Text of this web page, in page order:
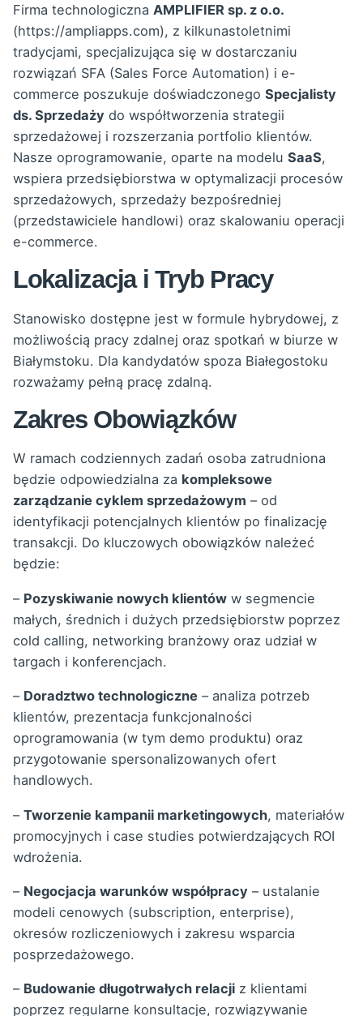
Firma technologiczna AMPLIFIER sp. z o.o.
(https://ampliapps.com), z kilkunastoletnimi
tradycjami, specjalizująca się w dostarczaniu
rozwiązań SFA (Sales Force Automation) i e-
commerce poszukuje doświadczonego Specjalisty
ds. Sprzedaży do współtworzenia strategii
sprzedażowej i rozszerzania portfolio klientów.
Nasze oprogramowanie, oparte na modelu SaaS,
wspiera przedsiębiorstwa w optymalizacji procesów
sprzedażowych, sprzedaży bezpośredniej
(przedstawiciele handlowi) oraz skalowaniu operacji
e-commerce.
Lokalizacja i Tryb Pracy
Stanowisko dostępne jest w formule hybrydowej, z
możliwością pracy zdalnej oraz spotkań w biurze w
Białymstoku. Dla kandydatów spoza Białegostoku
rozważamy pełną pracę zdalną.
Zakres Obowiązków
W ramach codziennych zadań osoba zatrudniona
będzie odpowiedzialna za kompleksowe
zarządzanie cyklem sprzedażowym – od
identyfikacji potencjalnych klientów po finalizację
transakcji. Do kluczowych obowiązków należeć
będzie:
– Pozyskiwanie nowych klientów w segmencie
małych, średnich i dużych przedsiębiorstw poprzez
cold calling, networking branżowy oraz udział w
targach i konferencjach.
– Doradztwo technologiczne – analiza potrzeb
klientów, prezentacja funkcjonalności
oprogramowania (w tym demo produktu) oraz
przygotowanie spersonalizowanych ofert
handlowych.
– Tworzenie kampanii marketingowych, materiałów
promocyjnych i case studies potwierdzających ROI
wdrożenia.
– Negocjacja warunków współpracy – ustalanie
modeli cenowych (subscription, enterprise),
okresów rozliczeniowych i zakresu wsparcia
posprzedażowego.
– Budowanie długotrwałych relacji z klientami
poprzez regularne konsultacje, rozwiązywanie